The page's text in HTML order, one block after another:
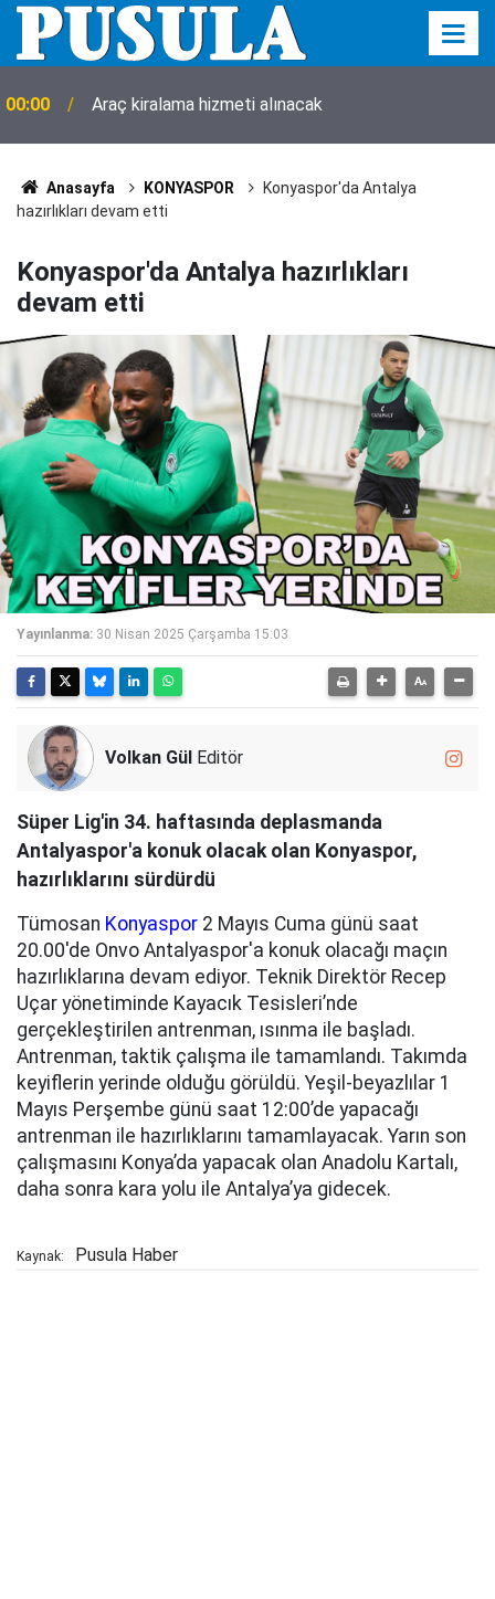
00:00 Araç kiralama hizmeti alınacak
Anasayfa KONYASPOR
Konyaspor'da Antalya
hazırlıkları devam etti
Konyaspor'da Antalya hazırlıkları
devam etti
Yayınlanma: 30 Nisan 2025 Çarşamba 15:03
Volkan Gül Editör
Süper Lig'in 34. haftasında deplasmanda
Antalyaspor'a konuk olacak olan Konyaspor,
hazırlıklarını sürdürdü
Tümosan Konyaspor 2 Mayıs Cuma günü saat
20.00'de Onvo Antalyaspor'a konuk olacağı maçın
hazırlıklarına devam ediyor. Teknik Direktör Recep
Uçar yönetiminde Kayacık Tesisleri’nde
gerçekleştirilen antrenman, ısınma ile başladı.
Antrenman, taktik çalışma ile tamamlandı. Takımda
keyiflerin yerinde olduğu görüldü. Yeşil-beyazlılar 1
Mayıs Perşembe günü saat 12:00’de yapacağı
antrenman ile hazırlıklarını tamamlayacak. Yarın son
çalışmasını Konya’da yapacak olan Anadolu Kartalı,
daha sonra kara yolu ile Antalya’ya gidecek.
Kaynak: Pusula Haber